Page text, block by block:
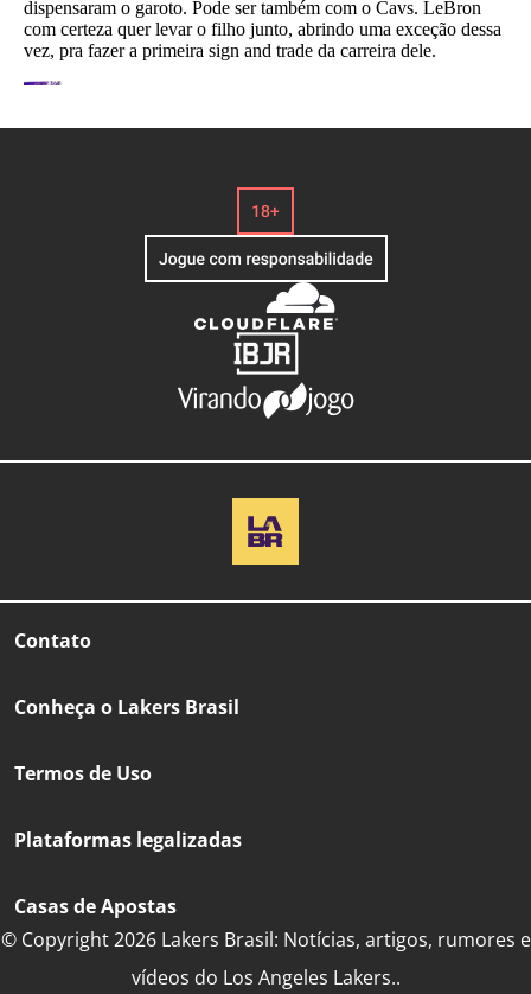
Contato
Conheça o Lakers Brasil
Termos de Uso
Plataformas legalizadas
Casas de Apostas
© Copyright 2026 Lakers Brasil: Notícias, artigos, rumores e
vídeos do Los Angeles Lakers..